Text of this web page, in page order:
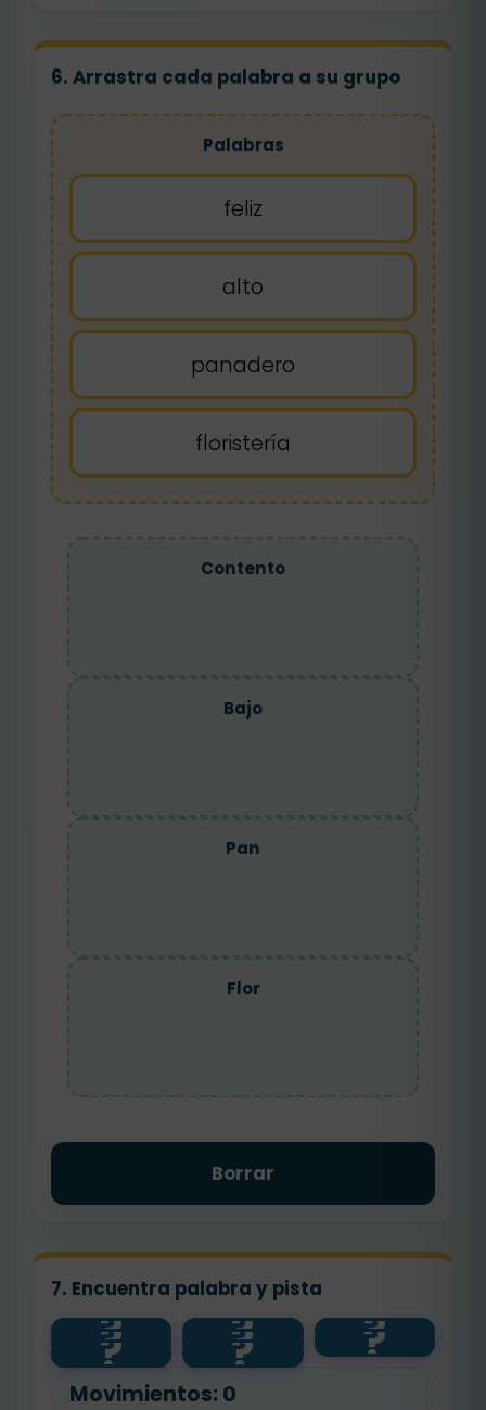
6. Arrastra cada palabra a su grupo
Palabras
feliz
alto
panadero
floristería
Contento
Bajo
Pan
Flor
Borrar
7. Encuentra palabra y pista
?
pan ?
floristería ?
feliz
?
contento ?
bajo ?
flor
?
alto ?
panadero
Movimientos: 0